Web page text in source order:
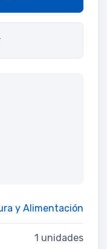
y Alimentación
1 unidades